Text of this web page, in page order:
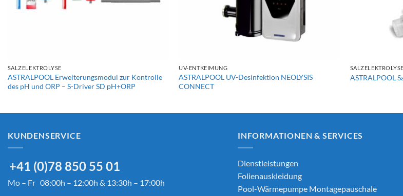
SALZELEKTROLYSE
ASTRALPOOL Erweiterungsmodul zur Kontrolle
des pH und ORP – S-Driver SD pH+ORP
UV-ENTKEIMUNG
ASTRALPOOL UV-Desinfektion NEOLYSIS
CONNECT
SALZELEKTROLYSE
ASTRALPOOL
KUNDENSERVICE
+41 (0)78 850 55 01
Mo – Fr 08:00h – 12:00h & 13:30h – 17:00h
INFORMATIONEN & SERVICES
Dienstleistungen
Folienauskleidung
Pool-Wärmepumpe Montagepauschale